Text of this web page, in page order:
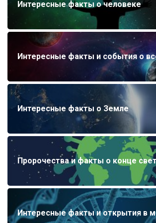
Интересные факты о человеке
Интересные факты и события о
Интересные факты о Земле
Пророчества и факты о конце
Интересные факты и открытия в